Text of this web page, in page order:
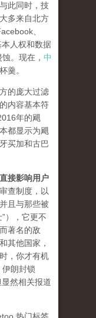
此同时，技
多来自北方
、
人权和数据
。现在， 中
羹。
的庞大过滤
内容基本符
年的飓
都显示为飓
买加和古巴
接影响用户
查制度，以
且与那些被
），它更不
著名的敌
其他国家，
，你才有机
伊朗封锁
然相关报道